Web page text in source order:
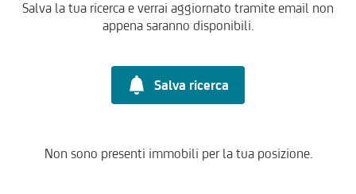
Salva la tua ricerca e verrai aggiornato tramite email non
appena saranno disponibili.
Salva ricerca
Non sono presenti immobili per la tua posizione.